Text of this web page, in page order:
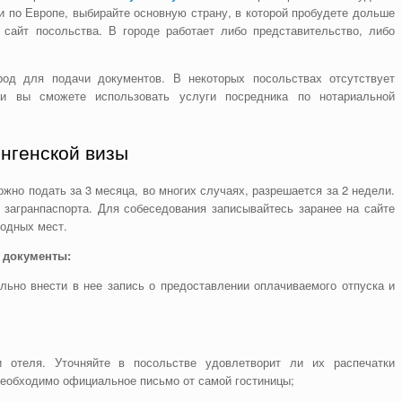
по Европе, выбирайте основную страну, в которой пробудете дольше
посольства. В городе работает либо представительство, либо
для подачи документов. В некоторых посольствах отсутствует
сможете использовать услуги посредника по нотариальной
визы
подать за 3 месяца, во многих случаях, разрешается за 2 недели.
Для собеседования записывайтесь заранее на сайте
мест.
внести в нее запись о предоставлении оплачиваемого отпуска и
Уточняйте в посольстве удовлетворит ли их распечатки
официальное письмо от самой гостиницы;